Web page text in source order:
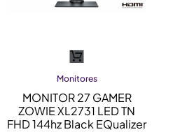
Monitores
MONITOR 27 GAMER
ZOWIE XL2731 LED TN
FHD 144hz Black EQualizer